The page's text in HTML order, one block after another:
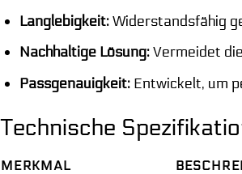
Langlebigkeit:Widerstandsfähig
Nachhaltige Lösung:Vermeidet
Passgenauigkeit:Entwickelt, um
Technische
MERKMAL